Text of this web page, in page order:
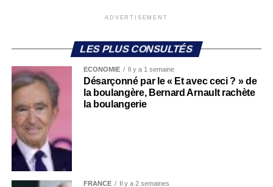
ADVERTISEMENT
LES PLUS CONSULTÉS
ECONOMIE Il y a 1 semaine
Désarçonné par le « Et avec ceci ? » de
la boulangère, Bernard Arnault rachète
la boulangerie
FRANCE Il y a 2 semaines